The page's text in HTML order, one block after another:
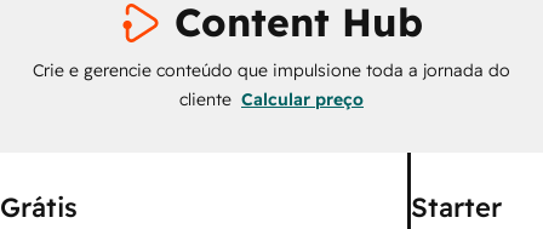
Content Hub
Crie e gerencie conteúdo que impulsione toda a jornada do
cliente Calcular preço
Grátis Starter